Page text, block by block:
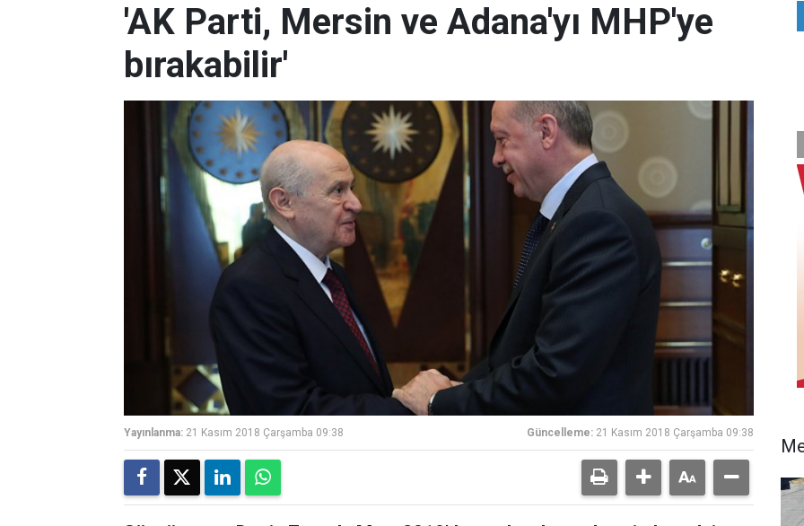
'AK Parti, Mersin ve Adana'yı MHP'ye
bırakabilir'
Yayınlanma: 21 Kasım 2018 Çarşamba 09:38 Güncelleme: 21 Kasım 2018 Çarşamba 09:38